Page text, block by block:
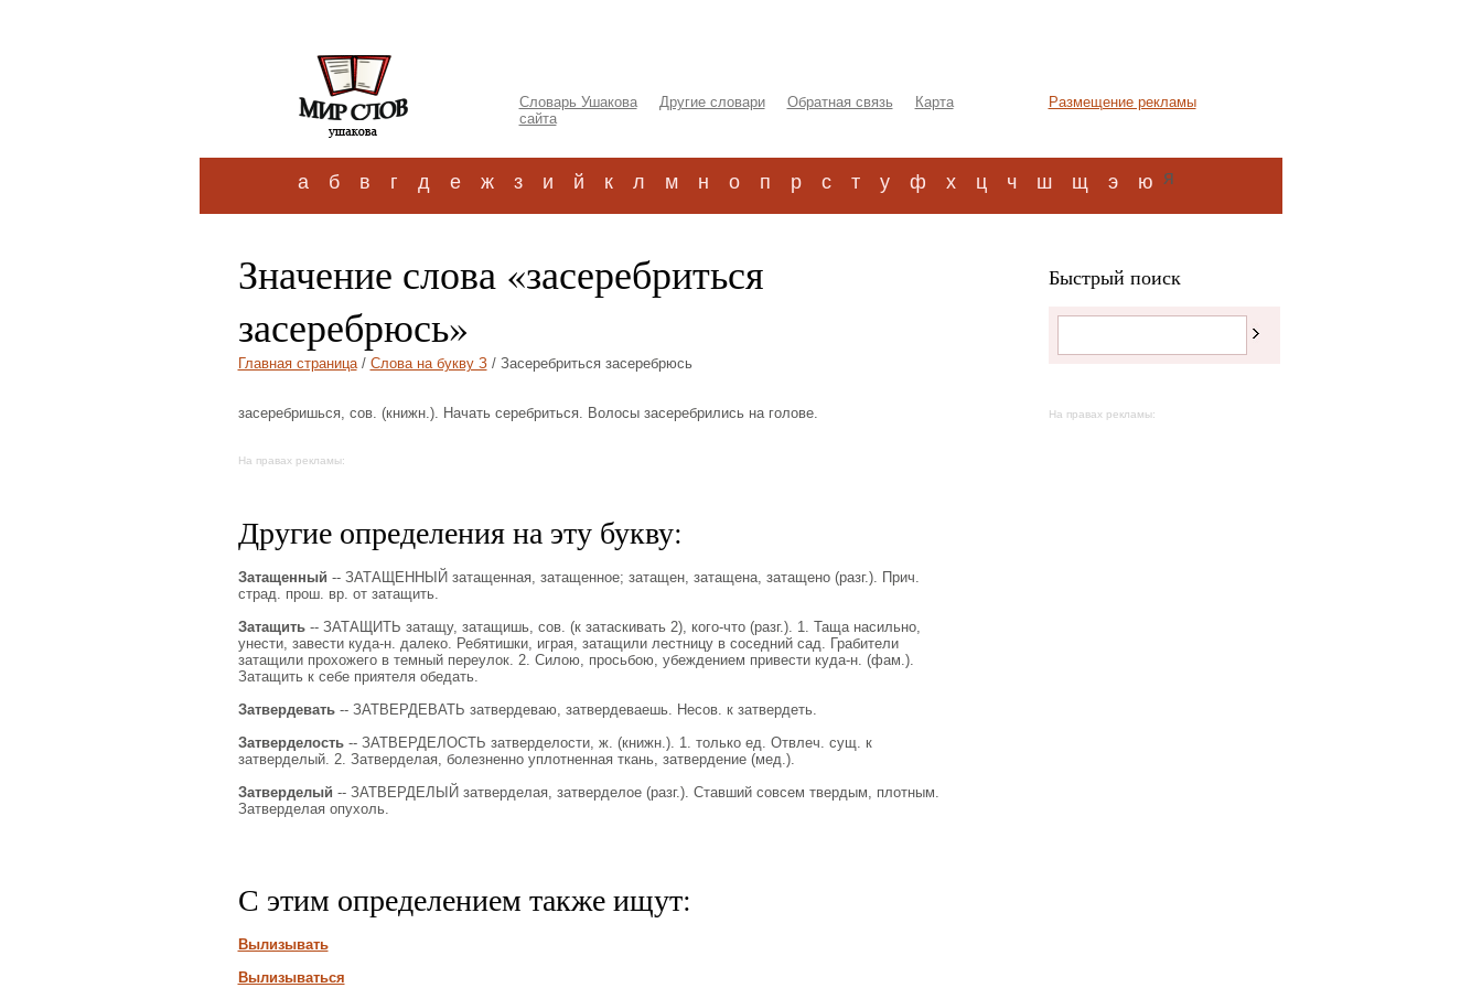
Словарь Ушакова Другие словари Обратная связь
Карта
сайта
Размещение рекламы
а б в г д е ж з и й к л м н о п р с т у ф х ц ч ш щ э ю я
Значение слова «засеребриться
засеребрюсь»
Главная страница/ Слова на букву З/ Засеребриться засеребрюсь
засеребришься, сов. (книжн.). Начать серебриться. Волосы засеребрились на голове.
На правах рекламы:
Другие определения на эту букву:
Затащенный -- ЗАТАЩЕННЫЙ затащенная, затащенное; затащен, затащена, затащено (разг.). Прич.
страд. прош. вр. от затащить.
Затащить-- ЗАТАЩИТЬ затащу, затащишь, сов. (к затаскивать 2), кого-что (разг.). 1. Таща насильно,
унести, завести куда-н. далеко. Ребятишки, играя, затащили лестницу в соседний сад. Грабители
затащили прохожего в темный переулок. 2. Силою, просьбою, убеждением привести куда-н. (фам.).
Затащить к себе приятеля обедать.
Затвердевать-- ЗАТВЕРДЕВАТЬ затвердеваю, затвердеваешь. Несов. к затвердеть.
Затверделость-- ЗАТВЕРДЕЛОСТЬ затверделости, ж. (книжн.). 1. только ед. Отвлеч. сущ. к
затверделый. 2. Затверделая, болезненно уплотненная ткань, затвердение (мед.).
Затверделый -- ЗАТВЕРДЕЛЫЙ затверделая, затверделое (разг.). Ставший совсем твердым, плотным.
Затверделая опухоль.
С этим определением также ищут:
Вылизывать
Вылизываться
Быстрый поиск
На правах рекламы: